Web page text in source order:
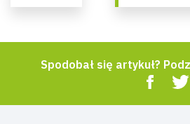
Spodobał się artykuł?